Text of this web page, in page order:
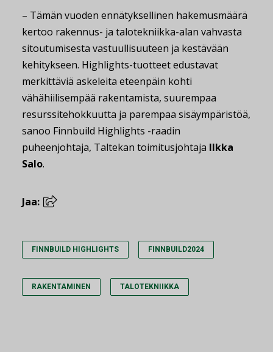
– Tämän vuoden ennätyksellinen hakemusmäärä
kertoo rakennus- ja talotekniikka-alan vahvasta
sitoutumisesta vastuullisuuteen ja kestävään
kehitykseen. Highlights-tuotteet edustavat
merkittäviä askeleita eteenpäin kohti
vähähiilisempää rakentamista, suurempaa
resurssitehokkuutta ja parempaa sisäympäristöä,
sanoo Finnbuild Highlights -raadin
puheenjohtaja, Taltekan toimitusjohtaja Ilkka
Salo.
Jaa:
FINNBUILD HIGHLIGHTS FINNBUILD2024
RAKENTAMINEN TALOTEKNIIKKA